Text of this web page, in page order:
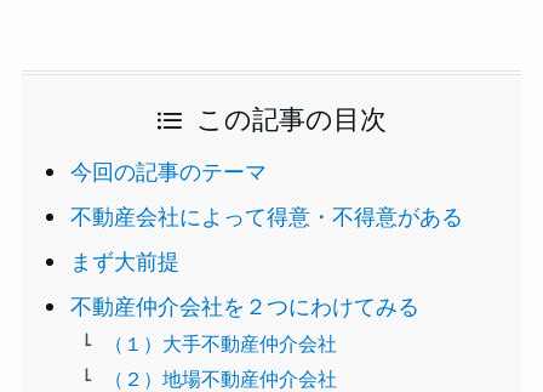
この記事の目次
今回の記事のテーマ
不動産会社によって得意・不得意がある
まず大前提
不動産仲介会社を２つにわけてみる
（１）大手不動産仲介会社
（２）地場不動産仲介会社